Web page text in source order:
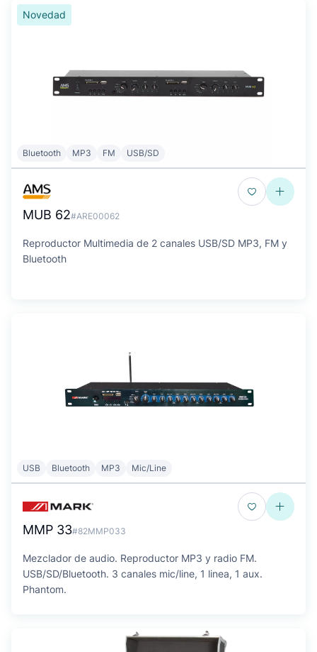
Novedad
Bluetooth MP3 FM USB/SD
MUB 62#ARE00062
Reproductor Multimedia de 2 canales USB/SD MP3, FM y
Bluetooth
USB Bluetooth MP3 Mic/Line
MMP 33#82MMP033
Mezclador de audio. Reproductor MP3 y radio FM.
USB/SD/Bluetooth. 3 canales mic/line, 1 linea, 1 aux.
Phantom.